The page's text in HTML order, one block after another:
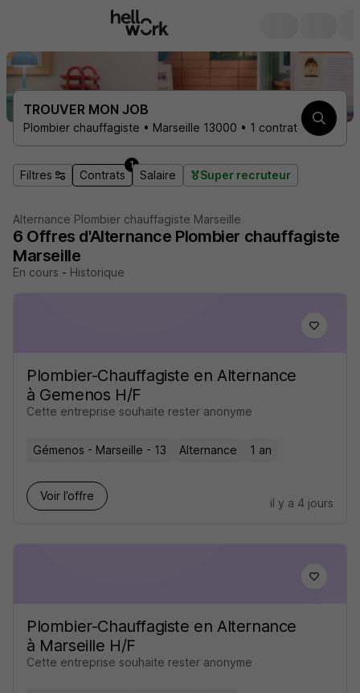
TROUVER MON JOB
Plombier chauffagiste • Marseille 13000 • 1 contrat
Filtres Contrats
1
Salaire Super recruteur
Alternance Plombier chauffagiste Marseille
6 Offres d'Alternance Plombier chauffagiste
Marseille
En cours - Historique
Plombier-Chauffagiste en Alternance
à Gemenos H/F
Cette entreprise souhaite rester anonyme
Gémenos - Marseille - 13 Alternance 1 an
Voir l’offre
il y a 4 jours
Plombier-Chauffagiste en Alternance
à Marseille H/F
Cette entreprise souhaite rester anonyme